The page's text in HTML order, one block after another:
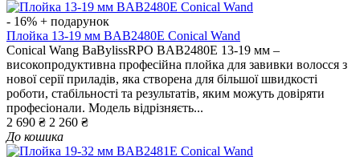
- 16% + подарунок
Плойка 13-19 мм BAB2480E Conical Wand
Conical Wang BaBylissRPO BAB2480E 13-19 мм –
високопродуктивна професійна плойка для завивки волосся з
нової серії приладів, яка створена для більшої швидкості
роботи, стабільності та результатів, яким можуть довіряти
професіонали. Модель відрізняєть...
2 690 ₴ 2 260 ₴
До кошика